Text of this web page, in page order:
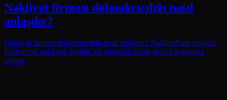
Nakliyat firması dolandırıcılığı nasıl
anlaşılır?
Nakliyat firması dolandırıcılığı nasıl anlaşılır? NakliyePark blogda:
Evden eve nakliyat, fiyatlar ve güvenilir firma seçimi hakkında
rehber.